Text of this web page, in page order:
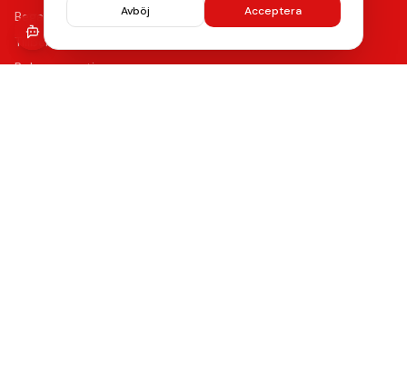
Begagnade mobiler
Tillbehör
Boka reparation
Avböj
Acceptera